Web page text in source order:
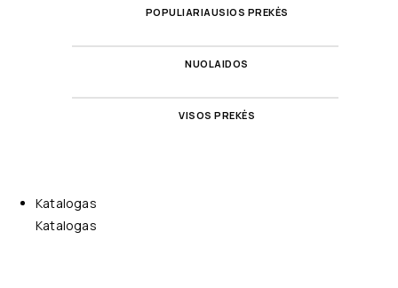
POPULIARIAUSIOS PREKĖS
NUOLAIDOS
VISOS PREKĖS
Katalogas
Katalogas